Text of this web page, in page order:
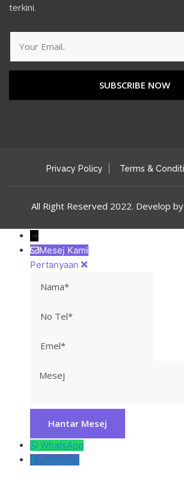
terkini.
SUBSCRIBE NOW
Privacy Policy Terms &
All Right Reserved 2022. Develop
→
Mesej Kami
Pertanyaan
WhatsApp
Facebook